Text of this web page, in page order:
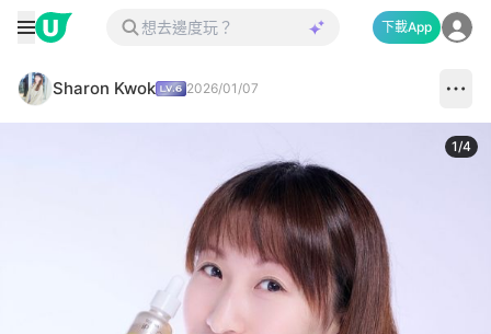
下載App
Sharon Kwok 2026/01/07
1/4